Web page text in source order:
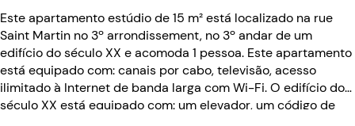
Este apartamento estúdio de 15 m² está localizado na rue
Saint Martin no 3º arrondissement, no 3º andar de um
edifício do século XX e acomoda 1 pessoa. Este apartamento
está equipado com: canais por cabo, televisão, acesso
ilimitado à Internet de banda larga com Wi-Fi. O edifício do
século XX está equipado com: um elevador, um código de